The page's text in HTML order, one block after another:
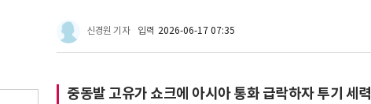
신경원 기자 입력 2026-06-17 07:35
중동발 고유가 쇼크에 아시아 통화 급락하자 투기 세